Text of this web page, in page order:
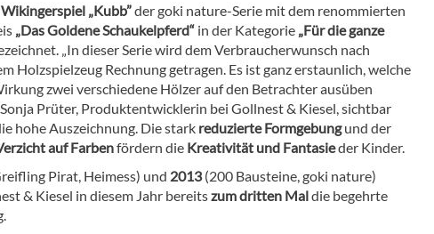
Wikingerspiel „Kubb”der goki nature-Serie mit dem renommierten
„Das Goldene Schaukelpferd“ in der Kategorie „Für die ganze
„In dieser Serie wird dem Verbraucherwunsch nach
Holzspielzeug Rechnung getragen. Es ist ganz erstaunlich, welche
zwei verschiedene Hölzer auf den Betrachter ausüben
Sonja Prüter, Produktentwicklerin bei Gollnest & Kiesel, sichtbar
hohe Auszeichnung. Die stark reduzierte Formgebungund der
auf Farbenfördern die Kreativität und Fantasieder Kinder.
Pirat, Heimess) und 2013(200 Bausteine, goki nature)
& Kiesel in diesem Jahr bereitszum dritten Maldie begehrte